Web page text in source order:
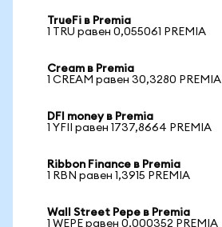
TrueFi в Premia
1 TRU равен 0,055061 PREMIA
Cream в Premia
1 CREAM равен 30,3280 PREMIA
DFI money в Premia
1 YFII равен 1737,8664 PREMIA
Ribbon Finance в Premia
1 RBN равен 1,3915 PREMIA
Wall Street Pepe в Premia
1 WEPE равен 0,000352 PREMIA